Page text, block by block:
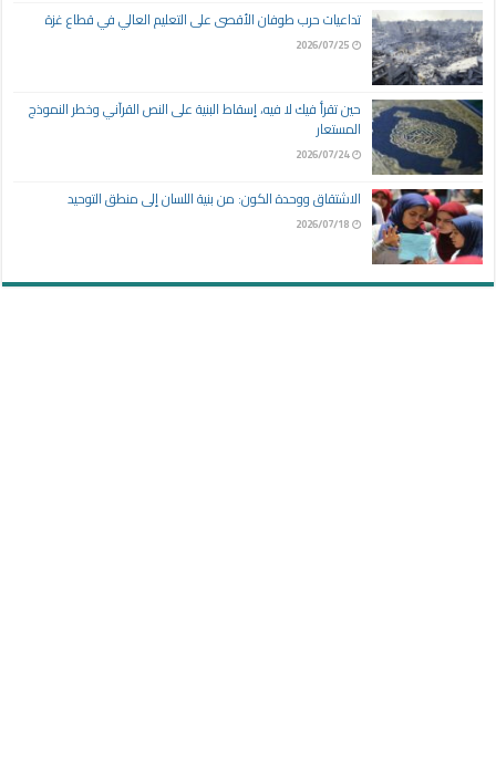
تداعيات حرب طوفان الأقصى على التعليم العالي في قطاع غزة
2026/07/25
حين تقرأ فيك لا فيه، إسقاط البنية على النص القرآني وخطر النموذج
المستعار
2026/07/24
الاشتقاق ووحدة الكون: من بنية اللسان إلى منطق التوحيد
2026/07/18